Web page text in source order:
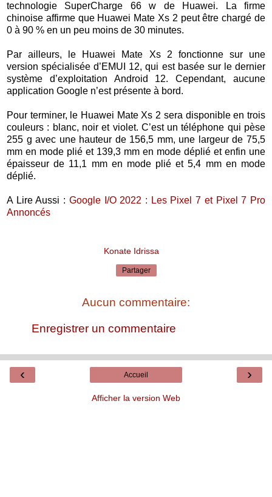
technologie SuperCharge 66 w de Huawei. La firme
chinoise affirme que Huawei Mate Xs 2 peut être chargé de
0 à 90 % en un peu moins de 30 minutes.
Par ailleurs, le Huawei Mate Xs 2 fonctionne sur une
version spécialisée d’EMUI 12, qui est basée sur le dernier
système d’exploitation Android 12. Cependant, aucune
application Google n’est présente à bord.
Pour terminer, le Huawei Mate Xs 2 sera disponible en trois
couleurs : blanc, noir et violet. C’est un téléphone qui pèse
255 g avec une hauteur de 156,5 mm, une largeur de 75,5
mm en mode plié et 139,3 mm en mode déplié et enfin une
épaisseur de 11,1 mm en mode plié et 5,4 mm en mode
déplié.
A Lire Aussi : Google I/O 2022 : Les Pixel 7 et Pixel 7 Pro
Annoncés
Konate Idrissa
Partager
Aucun commentaire:
Enregistrer un commentaire
‹ ›
Accueil
Afficher la version Web